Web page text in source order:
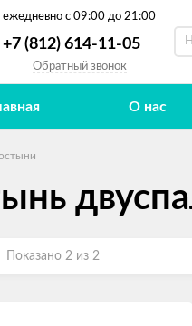
ежедневно с 09:00 до 21:00
+7 (812) 614-11-05
Обратный звонок
О нас
Показано 2 из 2